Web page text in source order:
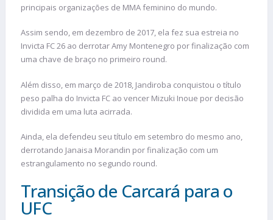
principais organizações de MMA feminino do mundo.
Assim sendo, em dezembro de 2017, ela fez sua estreia no
Invicta FC 26 ao derrotar Amy Montenegro por finalização com
uma chave de braço no primeiro round.
Além disso, em março de 2018, Jandiroba conquistou o título
peso palha do Invicta FC ao vencer Mizuki Inoue por decisão
dividida em uma luta acirrada.
Ainda, ela defendeu seu título em setembro do mesmo ano,
derrotando Janaisa Morandin por finalização com um
estrangulamento no segundo round.
Transição de Carcará para o
UFC